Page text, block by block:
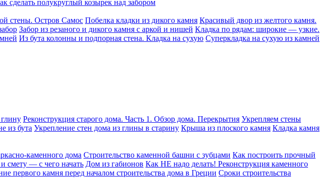
сделать полукруглый козырек над забором
стены. Остров Самос Побелка кладки из дикого камня Красивый двор из желтого камня.
Забор из резаного и дикого камня с аркой и нишей Кладка по рядам: широкие — узкие.
Из бута колонны и подпорная стена. Кладка на сухую Суперкладка на сухую из камней
Реконструкция старого дома. Часть 1. Обзор дома. Перекрытия Укрепляем стены
из бута Укрепление стен дома из глины в старину Крыша из плоского камня Кладка камня
каменного дома Строительство каменной башни с зубцами Как построить прочный
и смету — с чего начать Дом из габионов Как НЕ надо делать! Реконструкция каменного
первого камня перед началом строительства дома в Греции Сроки строительства